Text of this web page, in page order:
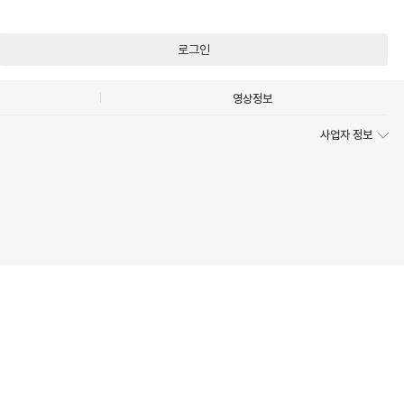
로그인
영상정보
사업자 정보